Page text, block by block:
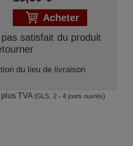
Acheter
satisfait du produit
du lieu de livraison
TVA (GLS, 2 - 4 jours ouvrés)